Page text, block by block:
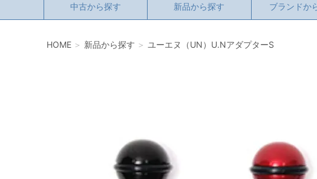
中古から探す 新品から探す ブランドか
HOME 新品から探す ユーエヌ（UN）U.NアダプターS